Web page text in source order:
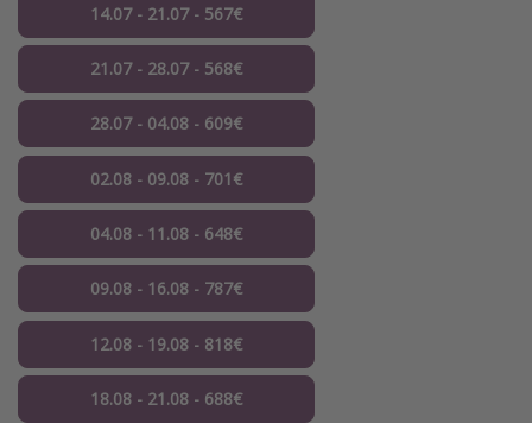
14.07 - 21.07 - 567€
21.07 - 28.07 - 568€
28.07 - 04.08 - 609€
02.08 - 09.08 - 701€
04.08 - 11.08 - 648€
09.08 - 16.08 - 787€
12.08 - 19.08 - 818€
18.08 - 21.08 - 688€